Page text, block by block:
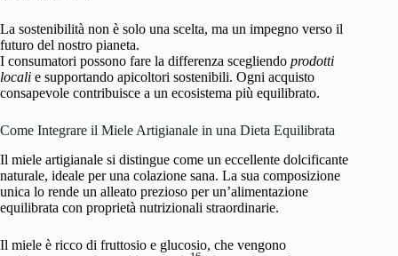
La sostenibilità non è solo una scelta, ma un impegno verso il
futuro del nostro pianeta.
I consumatori possono fare la differenza scegliendo prodotti
locali e supportando apicoltori sostenibili. Ogni acquisto
consapevole contribuisce a un ecosistema più equilibrato.
Come Integrare il Miele Artigianale in una Dieta Equilibrata
Il miele artigianale si distingue come un eccellente dolcificante
naturale, ideale per una colazione sana. La sua composizione
unica lo rende un alleato prezioso per un’alimentazione
equilibrata con proprietà nutrizionali straordinarie.
Il miele è ricco di fruttosio e glucosio, che vengono